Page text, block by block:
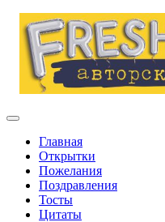
Главная
Открытки
Пожелания
Поздравления
Тосты
Цитаты